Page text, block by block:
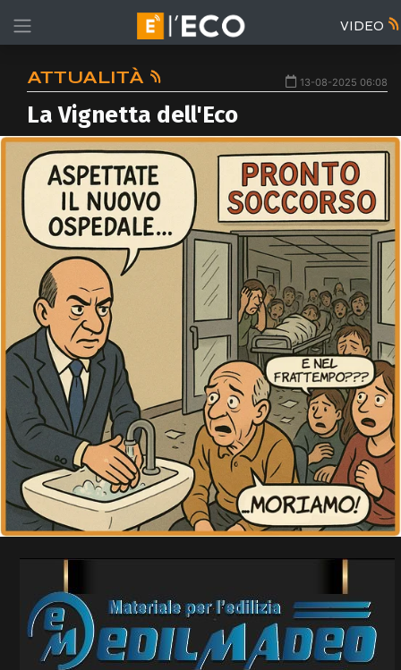
VIDEO
ATTUALITÀ 13-08-2025 06:08
La Vignetta dell'Eco